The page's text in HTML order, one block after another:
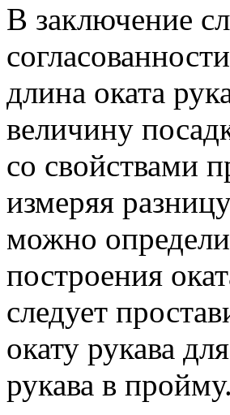
В заключение
длина оката
величину
со свойствами
измеряя
можно
построения
следует
окату рукава
рукава в пройму.